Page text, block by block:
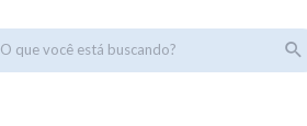
O que você está buscando?